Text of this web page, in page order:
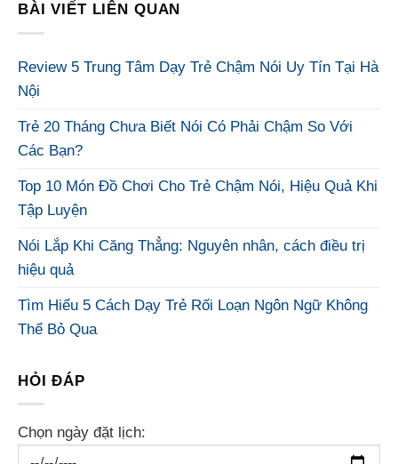
BÀI VIẾT LIÊN QUAN
Review 5 Trung Tâm Dạy Trẻ Chậm Nói Uy Tín Tại Hà
Nội
Trẻ 20 Tháng Chưa Biết Nói Có Phải Chậm So Với
Các Bạn?
Top 10 Món Đồ Chơi Cho Trẻ Chậm Nói, Hiệu Quả Khi
Tập Luyện
Nói Lắp Khi Căng Thẳng: Nguyên nhân, cách điều trị
hiệu quả
Tìm Hiểu 5 Cách Dạy Trẻ Rối Loạn Ngôn Ngữ Không
Thể Bỏ Qua
HỎI ĐÁP
Chọn ngày đặt lịch: